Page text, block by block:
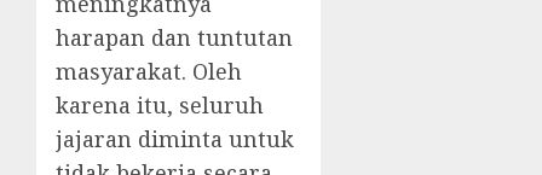
harapan dan tuntutan
masyarakat. Oleh
karena itu, seluruh
jajaran diminta untuk